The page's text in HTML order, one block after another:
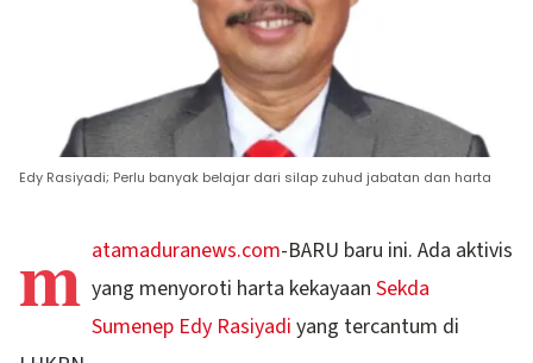
Edy Rasiyadi; Perlu banyak belajar dari silap zuhud jabatan dan harta
m atamaduranews.com-BARU baru ini. Ada aktivis
yang menyoroti harta kekayaanSekda
Sumenep Edy Rasiyadi yang tercantum di